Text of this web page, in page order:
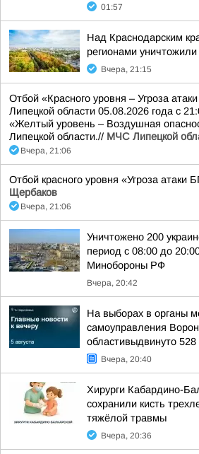
01:57
Над Краснодарским
регионами
Вчера, 21:15
Отбой «Красного уровня – Угроза
Липецкой области 05.08.2026 года с
«Желтый уровень – Воздушная
Липецкой области.// МЧС Липецкой
Вчера, 21:06
Отбой красного уровня «Угроза атаки
Щербаков
Вчера, 21:06
Уничтожено 200
период с 08:00 до
Минобороны РФ
Вчера, 20:42
На выборах в органы
самоуправления
областивыдвинуто 528
Вчера, 20:40
Хирурги Кабардино-
сохранили кисть
тяжёлой травмы
Вчера, 20:36